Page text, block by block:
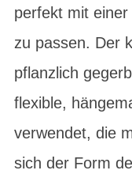
perfekt mit
zu passen. Der
pflanzlich
flexible,
verwendet, die
sich der Form